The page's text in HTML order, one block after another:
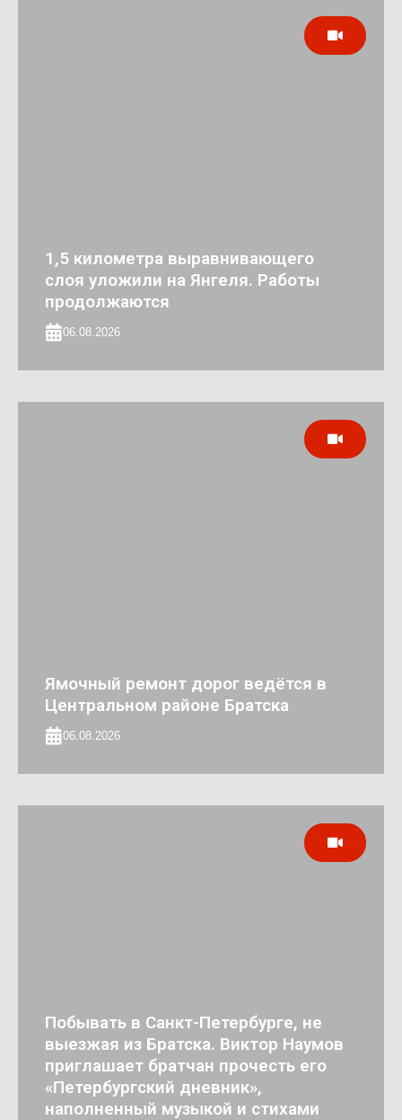
1,5 километра выравнивающего
слоя уложили на Янгеля. Работы
продолжаются
06.08.2026
Ямочный ремонт дорог ведётся в
Центральном районе Братска
06.08.2026
Побывать в Санкт-Петербурге, не
выезжая из Братска. Виктор Наумов
приглашает братчан прочесть его
«Петербургский дневник»,
наполненный музыкой и стихами